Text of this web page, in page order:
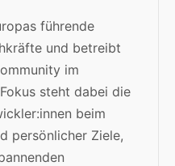
führende
und betreibt
im
steht dabei die
beim
persönlicher Ziele,